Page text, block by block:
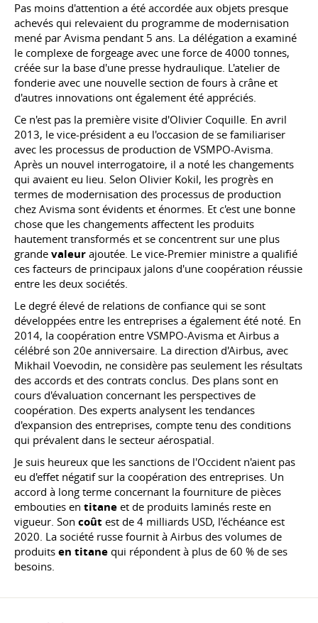
Pas moins d'attention a été accordée aux objets presque
achevés qui relevaient du programme de modernisation
mené par Avisma pendant 5 ans. La délégation a examiné
le complexe de forgeage avec une force de 4000 tonnes,
créée sur la base d'une presse hydraulique. L'atelier de
fonderie avec une nouvelle section de fours à crâne et
d'autres innovations ont également été appréciés.
Ce n'est pas la première visite d'Olivier Coquille. En avril
2013, le vice-président a eu l'occasion de se familiariser
avec les processus de production de VSMPO-Avisma.
Après un nouvel interrogatoire, il a noté les changements
qui avaient eu lieu. Selon Olivier Kokil, les progrès en
termes de modernisation des processus de production
chez Avisma sont évidents et énormes. Et c'est une bonne
chose que les changements affectent les produits
hautement transformés et se concentrent sur une plus
grande valeur ajoutée. Le vice-Premier ministre a qualifié
ces facteurs de principaux jalons d'une coopération réussie
entre les deux sociétés.
Le degré élevé de relations de confiance qui se sont
développées entre les entreprises a également été noté. En
2014, la coopération entre VSMPO-Avisma et Airbus a
célébré son 20e anniversaire. La direction d'Airbus, avec
Mikhail Voevodin, ne considère pas seulement les résultats
des accords et des contrats conclus. Des plans sont en
cours d'évaluation concernant les perspectives de
coopération. Des experts analysent les tendances
d'expansion des entreprises, compte tenu des conditions
qui prévalent dans le secteur aérospatial.
Je suis heureux que les sanctions de l'Occident n'aient pas
eu d'effet négatif sur la coopération des entreprises. Un
accord à long terme concernant la fourniture de pièces
embouties en titane et de produits laminés reste en
vigueur. Son coût est de 4 milliards USD, l'échéance est
2020. La société russe fournit à Airbus des volumes de
produits en titane qui répondent à plus de 60 % de ses
besoins.